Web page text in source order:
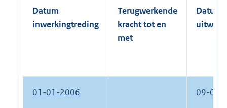
Datum
inwerkingtreding
Terugwerkende
kracht tot en
met
Datum
01-01-2006 09-07-